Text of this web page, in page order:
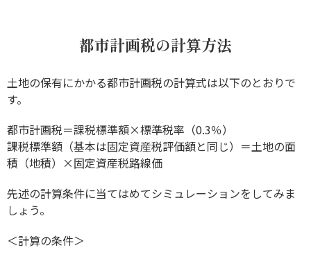
都市計画税の計算方法
土地の保有にかかる都市計画税の計算式は以下のとおりで
す。
都市計画税＝課税標準額×標準税率（0.3％）
課税標準額（基本は固定資産税評価額と同じ）＝土地の面
積（地積）×固定資産税路線価
先述の計算条件に当てはめてシミュレーションをしてみま
しょう。
＜計算の条件＞